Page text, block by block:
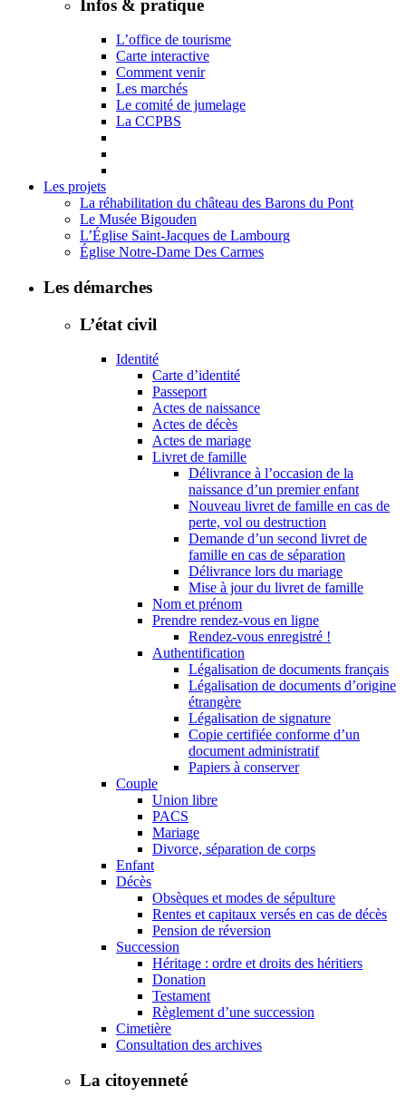
Infos & pratique
L’office de tourisme
Carte interactive
Comment venir
Les marchés
Le comité de jumelage
La CCPBS
Les projets
La réhabilitation du château des Barons du Pont
Le Musée Bigouden
L’Église Saint-Jacques de Lambourg
Église Notre-Dame Des Carmes
Les démarches
L’état civil
Identité
Carte d’identité
Passeport
Actes de naissance
Actes de décès
Actes de mariage
Livret de famille
Délivrance à l’occasion de la
naissance d’un premier enfant
Nouveau livret de famille en cas de
perte, vol ou destruction
Demande d’un second livret de
famille en cas de séparation
Délivrance lors du mariage
Mise à jour du livret de famille
Nom et prénom
Prendre rendez-vous en ligne
Rendez-vous enregistré !
Authentification
Légalisation de documents français
Légalisation de documents d’origine
étrangère
Légalisation de signature
Copie certifiée conforme d’un
document administratif
Papiers à conserver
Couple
Union libre
PACS
Mariage
Divorce, séparation de corps
Enfant
Décès
Obsèques et modes de sépulture
Rentes et capitaux versés en cas de décès
Pension de réversion
Succession
Héritage : ordre et droits des héritiers
Donation
Testament
Règlement d’une succession
Cimetière
Consultation des archives
La citoyenneté